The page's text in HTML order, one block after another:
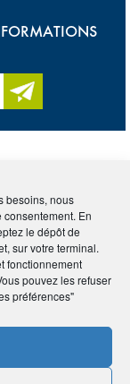
besoins, nous
En
le dépôt de
sur votre terminal.
fonctionnement
pouvez les refuser
préférences"
G H
I
S T
U